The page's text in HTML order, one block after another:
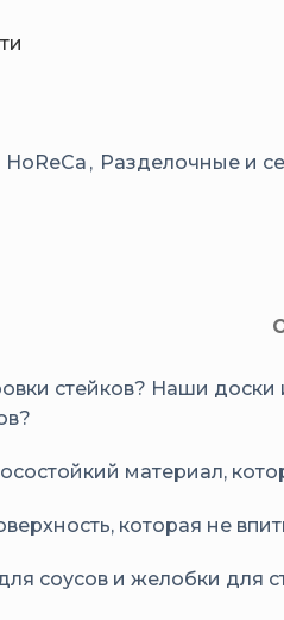
, Разделочные и
стейков? Наши доски
материал,
которая не
соусов и желобки